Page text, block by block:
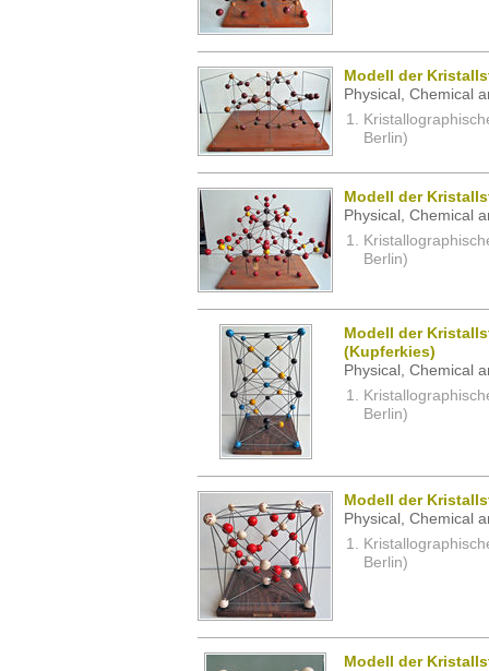
Modell der
Physical, Chemical
Berlin)
Modell der
Physical, Chemical
Berlin)
Modell der
(Kupferkies)
Physical, Chemical
Berlin)
Modell der
Physical, Chemical
Berlin)
Modell der